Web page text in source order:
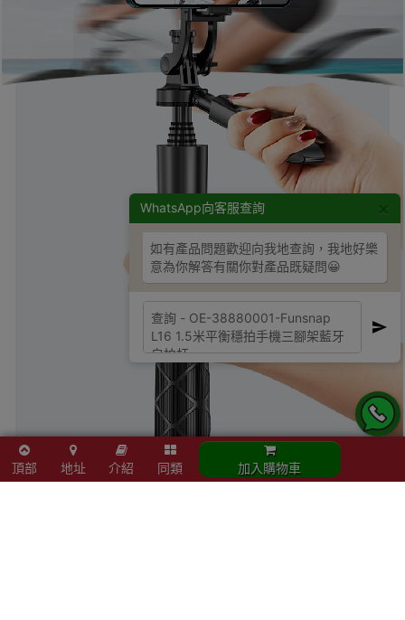
WhatsApp向客服查詢
如有產品問題歡迎向我地查詢，我地好樂
意為你解答有關你對產品既疑問😀
頂部 地址 介紹 同類 加入購物車